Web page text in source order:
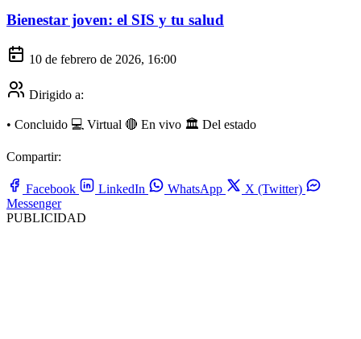
Bienestar joven: el SIS y tu salud
10 de febrero de 2026, 16:00
Dirigido a:
• Concluido 💻 Virtual 🔴 En vivo 🏛️ Del estado
Compartir:
Facebook LinkedIn WhatsApp
X (Twitter)
Messenger
PUBLICIDAD